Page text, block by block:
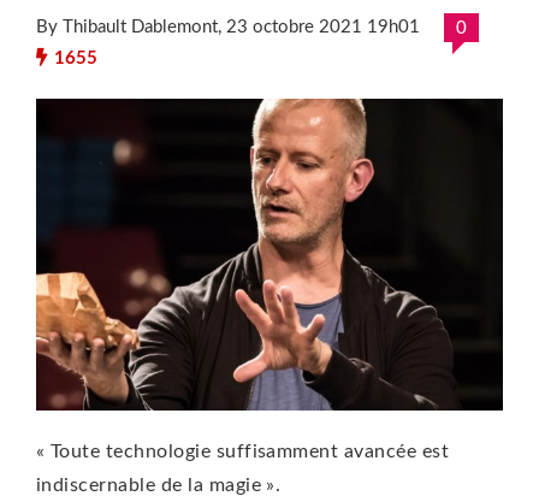
By Thibault Dablemont, 23 octobre 2021 19h01
0
1655
« Toute technologie suffisamment avancée est
indiscernable de la magie ».